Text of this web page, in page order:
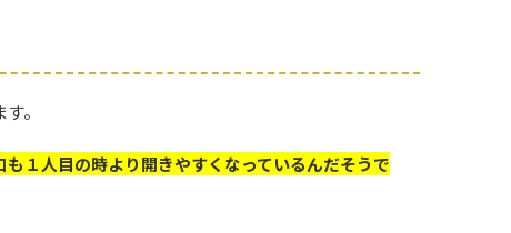
。
１人目の時より開きやすくなっているんだそうで